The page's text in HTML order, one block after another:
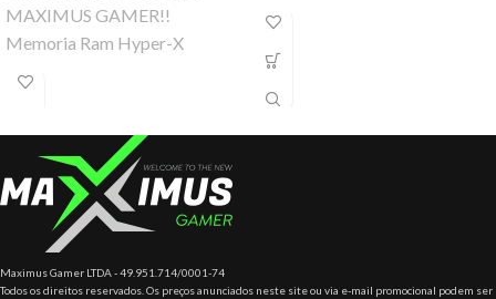
MAXIMUS GAMER!!
Memoria Ram Hyper-X
Predator 32Gb Ddr4
Maximus Gamer LTDA - 49.951.714/0001-74
Todos os direitos reservados. Os preços anunciados neste site ou via e-mail promocional podem ser